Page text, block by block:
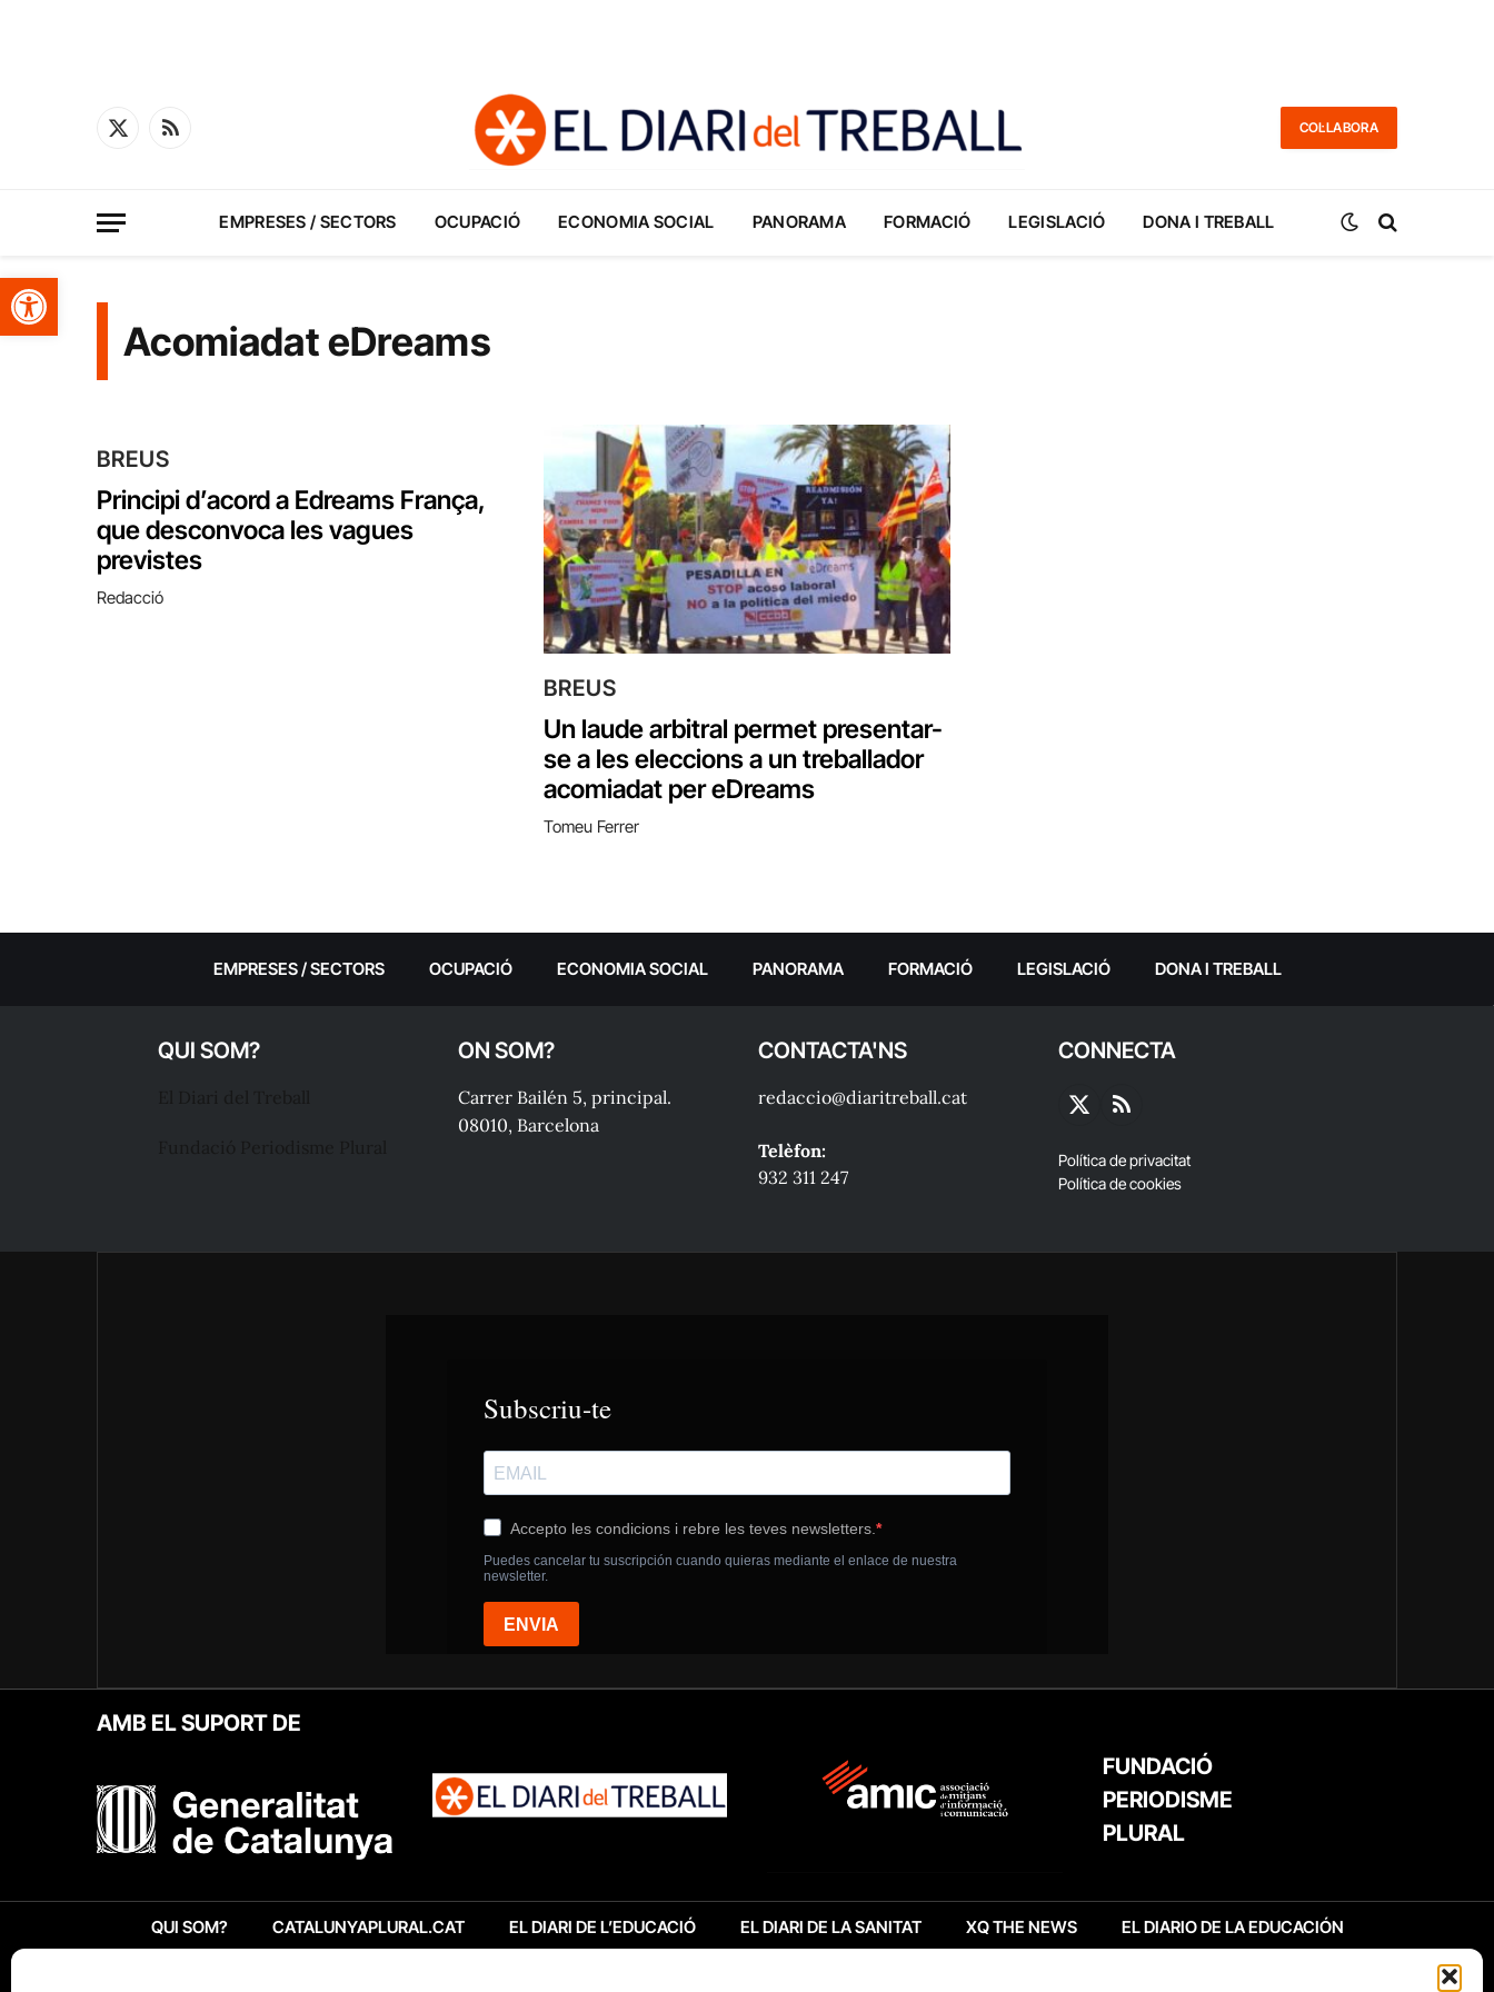
Obre la barra d'eines
X
RSS
COL·LABORA
EMPRESES / SECTORS OCUPACIÓ ECONOMIA SOCIAL PANORAMA FORMACIÓ LEGISLACIÓ DONA I TREBALL
Acomiadat eDreams
BREUS
Principi d’acord a Edreams França,
que desconvoca les vagues
previstes
Redacció
BREUS
Un laude arbitral permet presentar-
se a les eleccions a un treballador
acomiadat per eDreams
Tomeu Ferrer
EMPRESES / SECTORS OCUPACIÓ ECONOMIA SOCIAL PANORAMA FORMACIÓ LEGISLACIÓ DONA I TREBALL
QUI SOM? ON SOM?
Carrer Bailén 5, principal.
08010, Barcelona
CONTACTA'NS
redaccio@diaritreball.cat
Telèfon:
932 311 247
CONNECTA
X
RSS
Política de privacitat
Política de cookies
AMB EL SUPORT DE
FUNDACIÓ
PERIODISME
PLURAL
QUI SOM? CATALUNYAPLURAL.CAT EL DIARI DE L’EDUCACIÓ EL DIARI DE LA SANITAT XQ THE NEWS EL DIARIO DE LA EDUCACIÓN